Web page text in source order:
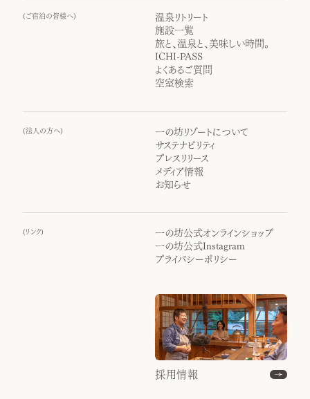
( ご宿泊の皆様へ)
温泉リトリート
施設一覧
旅と、温泉と、美味しい時間。
ICHI-PASS
よくあるご質問
空室検索
(法人の方へ)
一の坊リゾートについて
サステナビリティ
プレスリリース
メディア情報
お知らせ
( リンク)
一の坊公式オンラインショップ
一の坊公式Instagram
プライバシーポリシー
採用情報